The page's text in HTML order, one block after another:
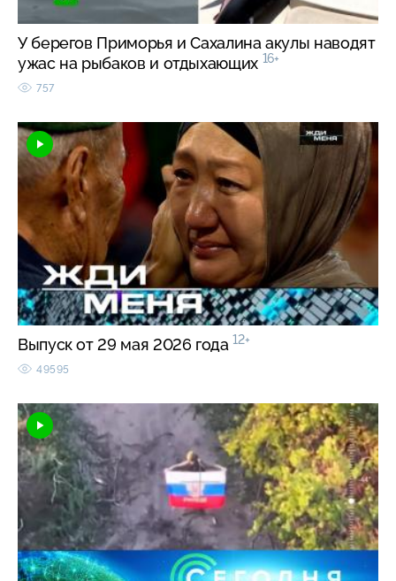
У берегов Приморья и Сахалина акулы наводят
ужас на рыбаков и отдыхающих 16+
757
Выпуск от 29 мая 2026 года 12+
49595